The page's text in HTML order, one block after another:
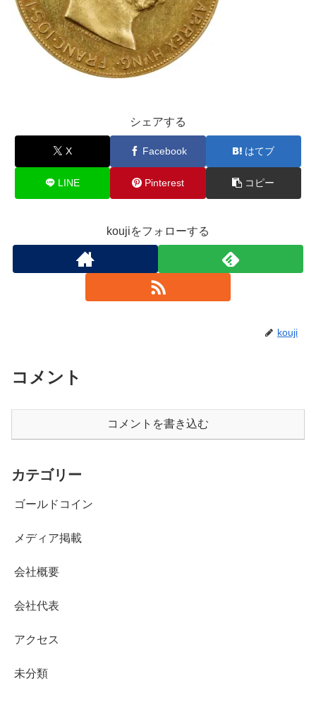
シェアする
X Facebook はてブ
LINE Pinterest コピー
koujiをフォローする
kouji
コメント
コメントを書き込む
カテゴリー
ゴールドコイン
メディア掲載
会社概要
会社代表
アクセス
未分類